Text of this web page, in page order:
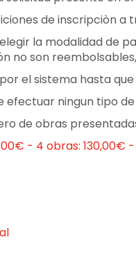
de inscripciòn a
la modalidad de
no son
el sistema hasta
efectuar ningun tipo
de obras
- 4 obras: 130,00€